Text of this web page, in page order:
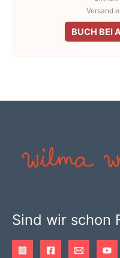
Versand
BUCH BEI
Sind wir schon